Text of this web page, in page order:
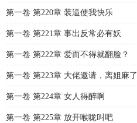
第一卷 第220章 装逼使我快乐
第一卷 第221章 事出反常必有妖
第一卷 第222章 爱而不得就翻脸？
第一卷 第223章 大佬邀请，离姐麻了
第一卷 第224章 女人得醉啊
第一卷 第225章 放开喉咙叫吧